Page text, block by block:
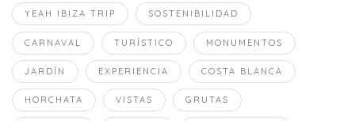
YEAH IBIZA TRIP SOSTENIBILIDAD
CARNAVAL TURÍSTICO MONUMENTOS
JARDÍN EXPERIENCIA COSTA BLANCA
HORCHATA VISTAS GRUTAS